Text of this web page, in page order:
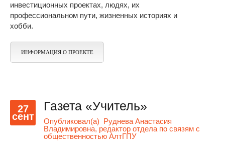
инвестиционных проектах, людях, их
профессиональном пути, жизненных историях и
хобби.
ИНФОРМАЦИЯ О ПРОЕКТЕ
27
сент
Газета «Учитель»
Опубликовал(а) Руднева Анастасия
Владимировна, редактор отдела по связям с
общественностью АлтГПУ